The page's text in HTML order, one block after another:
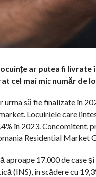
ar putea fi livrate
cel mai mic număr de
urma să fie finalizate în
Locuințele care
în 2023. Concomitent,
Residential Market
aproape 17.000 de case
(INS), în scădere cu